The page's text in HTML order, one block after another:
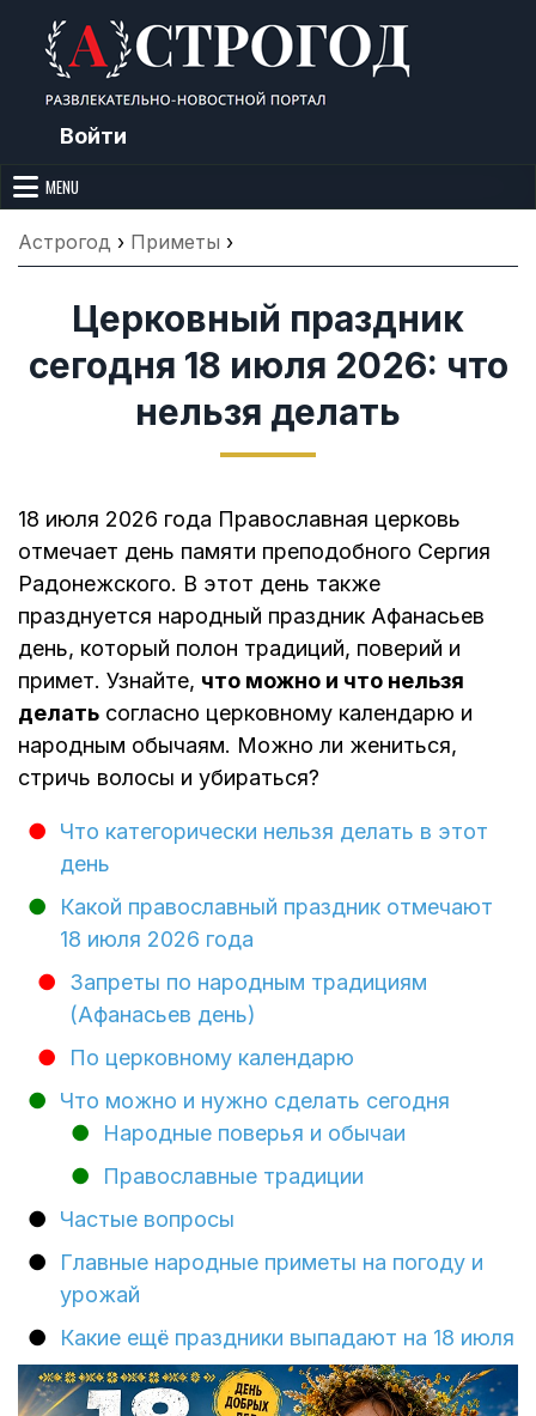
content
Войти
Астрогод: Праздники сегодня,
Лунный календарь, Приметы,
Что нельзя делать, Гороскопы и
Сонник
приметы, точный гороскоп и толкование снов. Читайте, что можно и
MENU
Астрогод › Приметы ›
Церковный праздник
сегодня 18 июля 2026: что
нельзя делать
18 июля 2026 года Православная церковь
отмечает день памяти преподобного Сергия
Радонежского. В этот день также
празднуется народный праздник Афанасьев
день, который полон традиций, поверий и
примет. Узнайте, что можно и что нельзя
делать согласно церковному календарю и
народным обычаям. Можно ли жениться,
стричь волосы и убираться?
Что категорически нельзя делать в этот
день
Какой православный праздник отмечают
18 июля 2026 года
Запреты по народным традициям
(Афанасьев день)
По церковному календарю
Что можно и нужно сделать сегодня
Народные поверья и обычаи
Православные традиции
Частые вопросы
Главные народные приметы на погоду и
урожай
Какие ещё праздники выпадают на 18 июля